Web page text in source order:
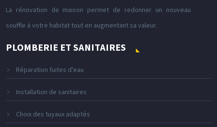
La rénovation de maison permet de redonner un nouveau
souffle à votre habitat tout en augmentant sa valeur.
PLOMBERIE ET SANITAIRES
Réparation fuites d'eau
Installation de sanitaires
Choix des tuyaux adaptés